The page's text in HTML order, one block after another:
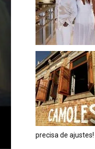
precisa de ajustes!